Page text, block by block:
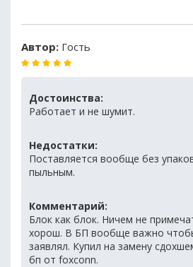
Автор: Гость
Достоинства:
Работает и не шумит.
Недостатки:
Поставляется вообще без
пыльным.
Комментарий:
Блок как блок. Ничем не
хорош. В БП вообще важно
заявлял. Купил на замену
бп от foxconn.